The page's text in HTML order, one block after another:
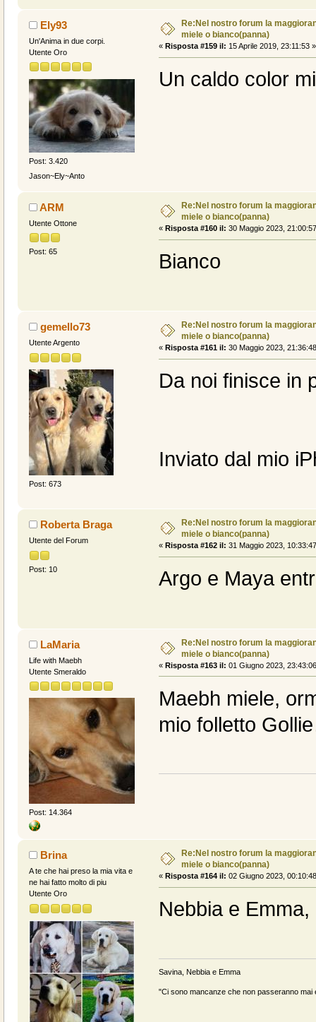
Ely93
Un'Anima in due corpi.
Utente Oro
Post: 3.420
Jason~Ely~Anto
Re:Nel nostro forum la
miele o bianco(panna)
« Risposta #159 il: 15 Aprile 2019, 23:11:53 »
Un caldo color
ARM
Utente Ottone
Post: 65
Re:Nel nostro forum la
miele o bianco(panna)
« Risposta #160 il: 30 Maggio 2023,
Bianco
gemello73
Utente Argento
Post: 673
Re:Nel nostro forum la
miele o bianco(panna)
« Risposta #161 il: 30 Maggio 2023,
Da noi finisce in
Inviato dal mio
Roberta Braga
Utente del Forum
Post: 10
Re:Nel nostro forum la
miele o bianco(panna)
« Risposta #162 il: 31 Maggio 2023,
Argo e Maya
LaMaria
Life with Maebh
Utente Smeraldo
Post: 14.364
Re:Nel nostro forum la
miele o bianco(panna)
« Risposta #163 il: 01 Giugno 2023,
Maebh miele,
mio folletto
Brina
A te che hai preso la mia vita e
ne hai fatto molto di piu
Utente Oro
Re:Nel nostro forum la
miele o bianco(panna)
« Risposta #164 il: 02 Giugno 2023,
Nebbia e
Savina, Nebbia e Emma
"Ci sono mancanze che non passeranno